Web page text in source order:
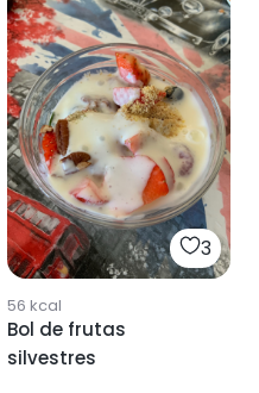
3
56 kcal
Bol de frutas
silvestres